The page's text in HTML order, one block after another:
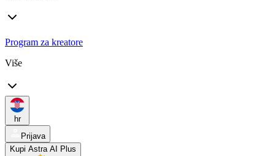
Program za kreatore
Više
hr
Prijava
Kupi Astra AI Plus